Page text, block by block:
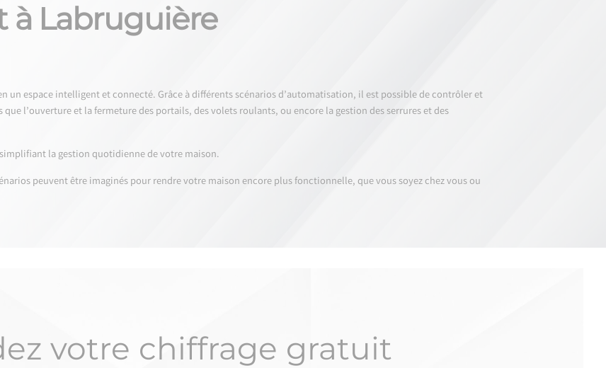
Labruguière
un espace intelligent et connecté. Grâce à différents scénarios d’automatisation, il est possible de contrôler et
l’ouverture et la fermeture des portails, des volets roulants, ou encore la gestion des serrures et des
la gestion quotidienne de votre maison.
peuvent être imaginés pour rendre votre maison encore plus fonctionnelle, que vous soyez chez vous ou
votre chiffrage gratuit